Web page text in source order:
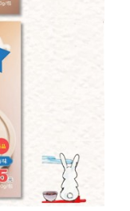
(環保級)永